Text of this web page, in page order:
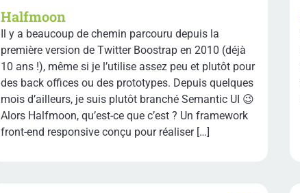
Halfmoon
Il y a beaucoup de chemin parcouru depuis la
première version de Twitter Boostrap en 2010 (déjà
10 ans !), même si je l’utilise assez peu et plutôt pour
des back offices ou des prototypes. Depuis quelques
mois d’ailleurs, je suis plutôt branché Semantic UI 😉
Alors Halfmoon, qu’est-ce que c’est ? Un framework
front-end responsive conçu pour réaliser […]